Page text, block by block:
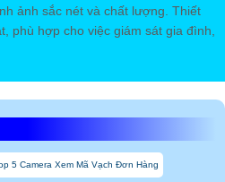
ảnh sắc nét và chất lượng. Thiết
phù hợp cho việc giám sát gia đình,
5 Camera Xem Mã Vạch Đơn Hàng